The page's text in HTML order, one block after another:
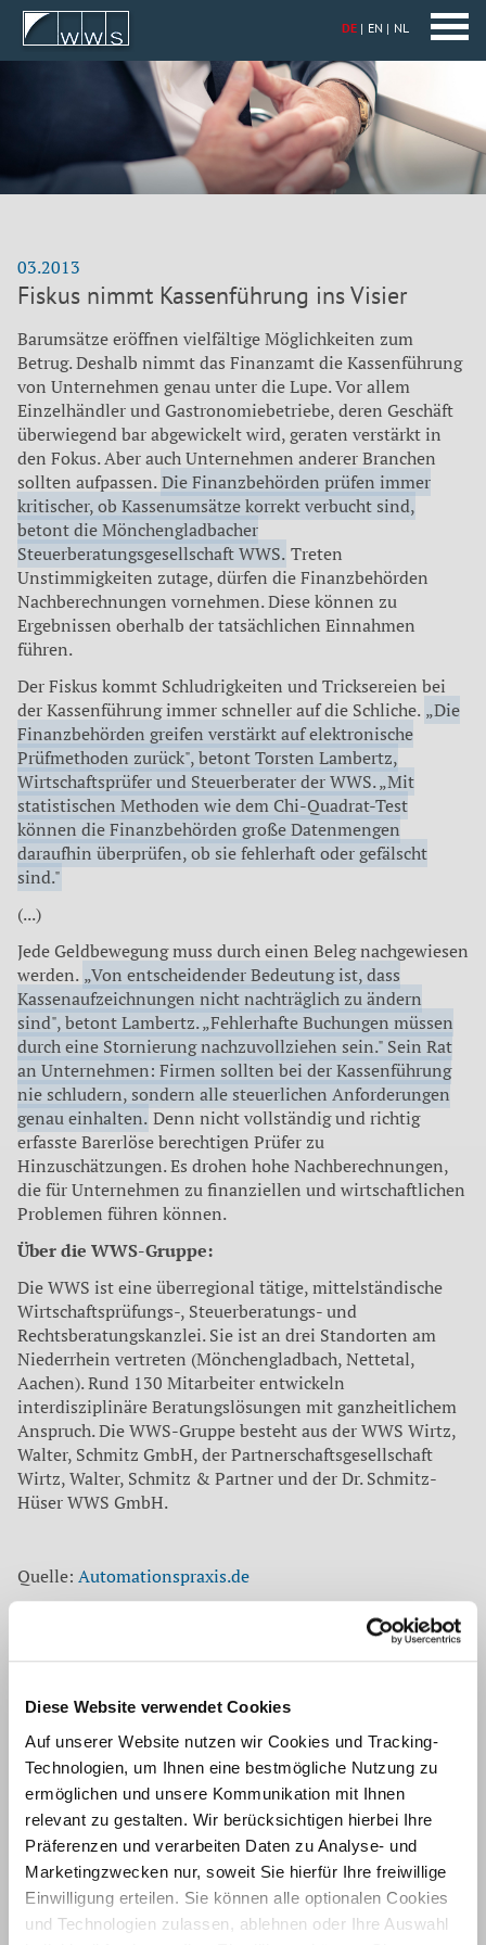
Diese Website verwendet Cookies
Auf unserer Website nutzen wir Cookies und Tracking-
Technologien, um Ihnen eine bestmögliche Nutzung zu
ermöglichen und unsere Kommunikation mit Ihnen
relevant zu gestalten. Wir berücksichtigen hierbei Ihre
Präferenzen und verarbeiten Daten zu Analyse- und
Marketingzwecken nur, soweit Sie hierfür Ihre freiwillige
Einwilligung erteilen. Sie können alle optionalen Cookies
und Technologien zulassen, ablehnen oder Ihre Auswahl
DE EN NL
03.2013
Fiskus nimmt Kassenführung ins Visier
Barumsätze eröffnen vielfältige Möglichkeiten zum
Betrug. Deshalb nimmt das Finanzamt die Kassenführung
von Unternehmen genau unter die Lupe. Vor allem
Einzelhändler und Gastronomiebetriebe, deren Geschäft
überwiegend bar abgewickelt wird, geraten verstärkt in
den Fokus. Aber auch Unternehmen anderer Branchen
sollten aufpassen.Die Finanzbehörden prüfen immer
kritischer, ob Kassenumsätze korrekt verbucht sind,
betont die Mönchengladbacher
Steuerberatungsgesellschaft WWS. Treten
Unstimmigkeiten zutage, dürfen die Finanzbehörden
Nachberechnungen vornehmen. Diese können zu
Ergebnissen oberhalb der tatsächlichen Einnahmen
führen.
Der Fiskus kommt Schludrigkeiten und Tricksereien bei
der Kassenführung immer schneller auf die Schliche. „Die
Finanzbehörden greifen verstärkt auf elektronische
Prüfmethoden zurück", betont Torsten Lambertz,
Wirtschaftsprüfer und Steuerberater der WWS. „Mit
statistischen Methoden wie dem Chi-Quadrat-Test
können die Finanzbehörden große Datenmengen
daraufhin überprüfen, ob sie fehlerhaft oder gefälscht
sind."
(...)
Jede Geldbewegung muss durch einen Beleg nachgewiesen
werden. „Von entscheidender Bedeutung ist, dass
Kassenaufzeichnungen nicht nachträglich zu ändern
sind", betont Lambertz. „Fehlerhafte Buchungen müssen
durch eine Stornierung nachzuvollziehen sein." Sein Rat
an Unternehmen: Firmen sollten bei der Kassenführung
nie schludern, sondern alle steuerlichen Anforderungen
genau einhalten. Denn nicht vollständig und richtig
erfasste Barerlöse berechtigen Prüfer zu
Hinzuschätzungen. Es drohen hohe Nachberechnungen,
die für Unternehmen zu finanziellen und wirtschaftlichen
Problemen führen können.
Über die WWS-Gruppe:
Die WWS ist eine überregional tätige, mittelständische
Wirtschaftsprüfungs-, Steuerberatungs- und
Rechtsberatungskanzlei. Sie ist an drei Standorten am
Niederrhein vertreten (Mönchengladbach, Nettetal,
Aachen). Rund 130 Mitarbeiter entwickeln
interdisziplinäre Beratungslösungen mit ganzheitlichem
Anspruch. Die WWS-Gruppe besteht aus der WWS Wirtz,
Walter, Schmitz GmbH, der Partnerschaftsgesellschaft
Wirtz, Walter, Schmitz & Partner und der Dr. Schmitz-
Hüser WWS GmbH.
Quelle: Automationspraxis.de
Wirtschaftsprüfer, Steuerberater
Zurück
Auf dem neuesten Stand
Unsere Mitarbeiter befassen sich für unsere Mandanten
laufend mit aktuellen Themen aus